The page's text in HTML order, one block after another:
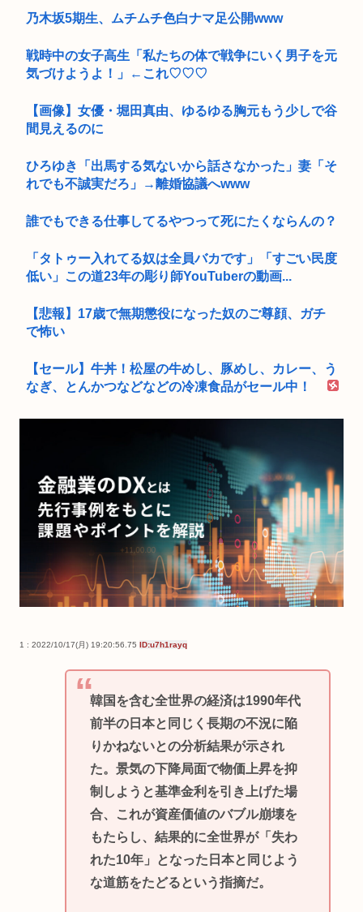
乃木坂5期生、ムチムチ色白ナマ足公開www
戦時中の女子高生「私たちの体で戦争にいく男子を元
気づけようよ！」←これ♡♡♡
【画像】女優・堀田真由、ゆるゆる胸元もう少しで谷
間見えるのに
ひろゆき「出馬する気ないから話さなかった」妻「そ
れでも不誠実だろ」→離婚協議へwww
誰でもできる仕事してるやつって死にたくならんの？
「タトゥー入れてる奴は全員バカです」「すごい民度
低い」この道23年の彫り師YouTuberの動画...
【悲報】17歳で無期懲役になった奴のご尊顔、ガチ
で怖い
【セール】牛丼！松屋の牛めし、豚めし、カレー、う
なぎ、とんかつなどなどの冷凍食品がセール中！
1 : 2022/10/17(月) 19:20:56.75 ID:u7h1rayq
韓国を含む全世界の経済は1990年代
前半の日本と同じく長期の不況に陥
りかねないとの分析結果が示され
た。景気の下降局面で物価上昇を抑
制しようと基準金利を引き上げた場
合、これが資産価値のバブル崩壊を
もたらし、結果的に全世界が「失わ
れた10年」となった日本と同じよう
な道筋をたどるという指摘だ。